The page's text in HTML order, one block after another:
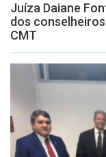
Juíza Daiane
dos
CMT